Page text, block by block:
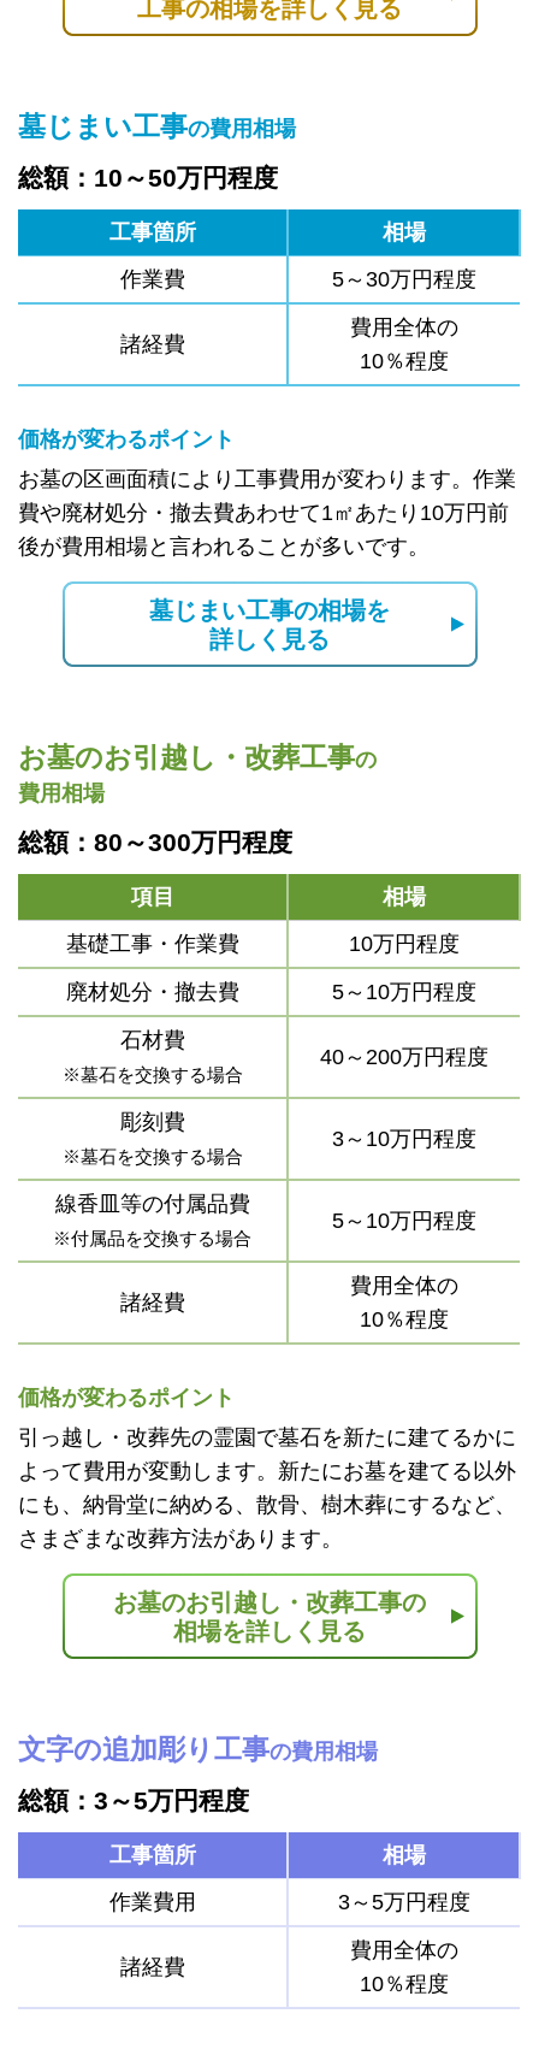
工事の相場を詳しく見る
墓じまい工事の費用相場
総額：10～50万円程度
工事箇所
相場
作業費
5～30万円程度
諸経費
費用全体の
10％程度
価格が変わるポイント
お墓の区画面積により工事費用が変わります。作業
費や廃材処分・撤去費あわせて1㎡あたり10万円前
後が費用相場と言われることが多いです。
墓じまい工事の相場を
詳しく見る
お墓のお引越し・改葬工事の
費用相場
総額：80～300万円程度
項目
相場
基礎工事・作業費
10万円程度
廃材処分・撤去費
5～10万円程度
石材費
※墓石を交換する場合
40～200万円程度
彫刻費
※墓石を交換する場合
3～10万円程度
線香皿等の付属品費
※付属品を交換する場合
5～10万円程度
諸経費
費用全体の
10％程度
価格が変わるポイント
引っ越し・改葬先の霊園で墓石を新たに建てるかに
よって費用が変動します。新たにお墓を建てる以外
にも、納骨堂に納める、散骨、樹木葬にするなど、
さまざまな改葬方法があります。
お墓のお引越し・改葬工事の
相場を詳しく見る
文字の追加彫り工事の費用相場
総額：3～5万円程度
工事箇所
相場
作業費用
3～5万円程度
諸経費
費用全体の
10％程度